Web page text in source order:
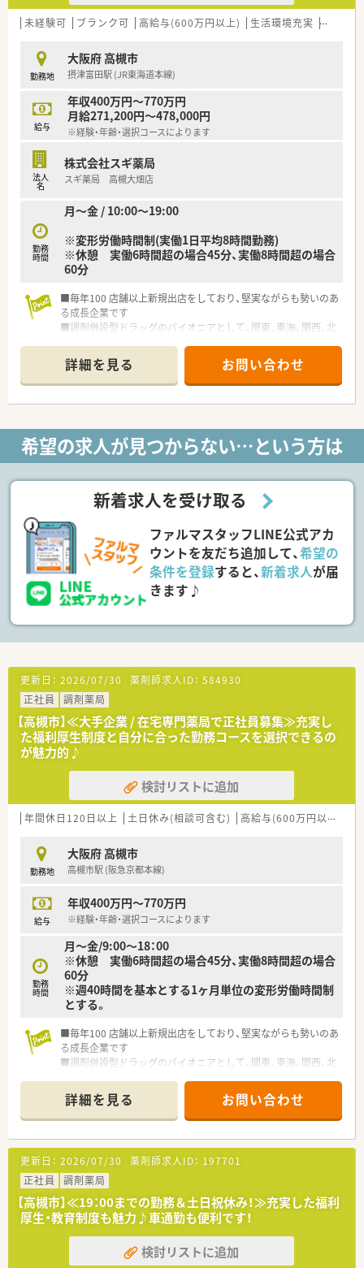
＼福利厚生／
年間休日120日以上、「連続休暇制度（年に1回、最大9連休を取得
できる制度）」等
プライベートも充実出来る様にワークライフバランスを後押し
してくれる制度が充実しています。
〇社員割引制度、財形貯蓄制度、スポーツジム優待等が受けられ
る他、提携の保養施設は全国に40ヵ所あります。
〇産休・育休・時短勤務者2,097人以上等、どれも業界トップクラ
産休、育休取得はもちろんのこと、育児短時間勤務制度を実施
育児休業より復帰後、1日最大2時間短縮して勤務できる制度で
法律では3歳までですが、同社では小学校就学時までの期間利用
未経験可 ブランク可 高給与(600万円以上) 生活環境充実 教育制
勤務地
大阪府 高槻市
摂津富田駅 (JR東海道本線)
給与
年収400万円～770万円
月給271,200円～478,000円
※経験・年齢・選択コースによります
法人
名
株式会社スギ薬局
スギ薬局 高槻大畑店
勤務
時間
月～金 / 10:00～19:00
※変形労働時間制(実働1日平均8時間勤務)
※休憩 実働6時間超の場合45分、実働8時間超の場合
60分
■毎年100 店舗以上新規出店をしており、堅実ながらも勢いのあ
る成長企業です
■調剤併設型ドラッグのパイオニアとして、関東、東海、関西、北
■研修制度は様々なプランがあり、集合研修だけでなく任意で受
講可能な研修も幅広く用意されています
■店舗で活躍する従業員、社外で活躍する従業員、将来経営幹部
となる従業員など、薬剤師として様々な活躍ができるフィールド
■総合薬剤師・調剤薬剤師（土日休み・19時までの勤務）どちらか
の働き方を選択できます
■調剤併設型だけでなく「医療モール・クリニック併設店舗」「敷
■在宅医療にも積極的取り組んでおり「訪問調剤特化型店舗」を
■「プラチナくるみん認定企業」「健康経営優良法人2023（大規模
法人部門）認定」等を取得し一人ひとりが働きやすい環境が整備
されています
■充実した研修制度、人事制度、評価制度、キャリア支援制度等
があるのも特徴です
詳細を見る お問い合わせ
希望の求人が見つからない…という方は
新着求人を受け取る
ファルマスタッフLINE公式アカ
ウントを友だち追加して、希望の
条件を登録すると、新着求人が届
きます♪
更新日： 2026/07/30 薬剤師求人ID： 584930
正社員
調剤薬局
【高槻市】≪大手企業 / 在宅専門薬局で正社員募集≫充実し
た福利厚生制度と自分に合った勤務コースを選択できるの
が魅力的♪
検討リストに追加
年間休日120日以上 土日休み(相談可含む) 高給与(600万円以上)
勤務地
大阪府 高槻市
高槻市駅 (阪急京都本線)
給与
年収400万円～770万円
※経験・年齢・選択コースによります
勤務
時間
月～金/9:00～18：00
※休憩 実働6時間超の場合45分、実働8時間超の場合
60分
※週40時間を基本とする1ヶ月単位の変形労働時間制
とする。
■毎年100 店舗以上新規出店をしており、堅実ながらも勢いのあ
る成長企業です
■調剤併設型ドラッグのパイオニアとして、関東、東海、関西、北
■研修制度は様々なプランがあり、集合研修だけでなく任意で受
講可能な研修も幅広く用意されています
■店舗で活躍する従業員、社外で活躍する従業員、将来経営幹部
となる従業員など、薬剤師として様々な活躍ができるフィールド
を用意されています
■総合薬剤師・調剤薬剤師（土日休み・19時までの勤務）どちらか
の働き方を選択できます
■調剤併設型だけでなく「医療モール・クリニック併設店舗」「敷
地内薬局」「訪問調剤特化型店舗」など様々な店舗を運営してい
ます
■在宅医療にも積極的取り組んでおり「訪問調剤特化型店舗」を
50店舗以上、無菌調剤室は業界最多の51店舗設置しています
詳細を見る お問い合わせ
更新日： 2026/07/30 薬剤師求人ID： 197701
正社員
調剤薬局
【高槻市】≪19：00までの勤務＆土日祝休み！≫充実した福利
厚生・教育制度も魅力♪車通勤も便利です！
検討リストに追加